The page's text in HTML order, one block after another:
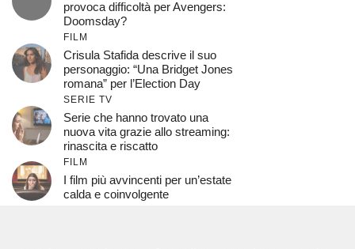
provoca difficoltà per Avengers:
Doomsday?
FILM
Crisula Stafida descrive il suo
personaggio: “Una Bridget Jones
romana” per l’Election Day
SERIE TV
Serie che hanno trovato una
nuova vita grazie allo streaming:
rinascita e riscatto
FILM
I film più avvincenti per un’estate
calda e coinvolgente